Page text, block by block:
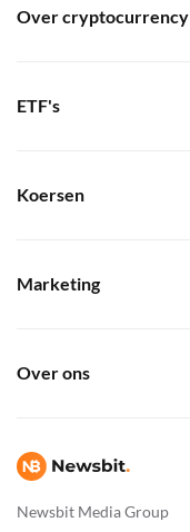
Newsbit Media Group
Over cryptocurrency
ETF's
Koersen
Marketing
Over ons